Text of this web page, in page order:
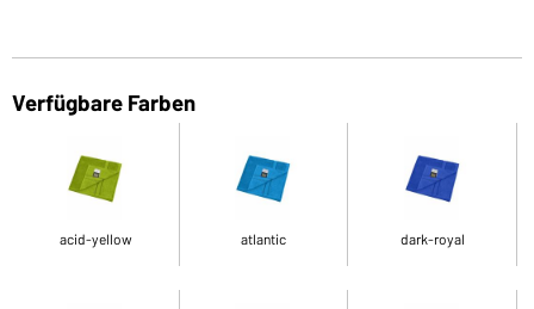
Verfügbare Farben
acid-yellow atlantic dark-royal